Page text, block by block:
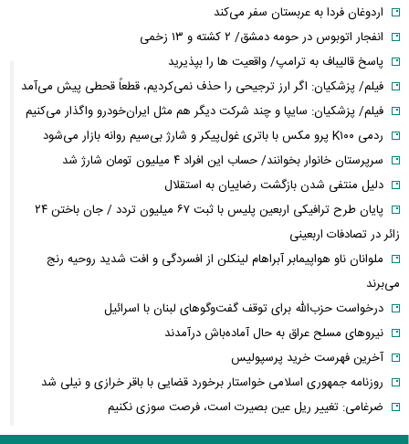
اردوغان فردا به عربستان سفر می‌کند
انفجار اتوبوس در حومه دمشق/ ۲ کشته و ۱۳ زخمی
پاسخ قالیباف به ترامپ/ واقعیت ها را بپذیرید
فیلم/ پزشکیان: اگر ارز ترجیحی را حذف نمی‌کردیم، قطعاً قحطی پیش می‌آمد
فیلم/ پزشکیان: سایپا و چند شرکت دیگر هم مثل ایران‌خودرو واگذار می‌کنیم
ردمی K۱۰۰ پرو مکس با باتری غول‌پیکر و شارژ بی‌سیم روانه بازار می‌شود
سرپرستان خانوار بخوانند/ حساب این افراد ۴ میلیون تومان شارژ شد
دلیل منتفی شدن بازگشت رضاییان به استقلال
پایان طرح ترافیکی اربعین پلیس با ثبت ۶۷ میلیون تردد / جان باختن ۲۴
زائر در تصادفات اربعینی
ملوانان ناو هواپیمابر آبراهام لینکلن از افسردگی و افت شدید روحیه رنج
می‌برند
درخواست حزب‌الله برای توقف گفت‌وگوهای لبنان با اسرائیل
نیروهای مسلح عراق به حال آماده‌باش درآمدند
آخرین فهرست خرید پرسپولیس
روزنامه جمهوری اسلامی خواستار برخورد قضایی با باقر خرازی و نیلی شد
ضرغامی: تغییر ریل عین بصیرت است، فرصت سوزی نکنیم
تکذیب اعمال ضریب ۲.۷ برای اینترنت بین‌الملل از سوی سازمان تنظیم